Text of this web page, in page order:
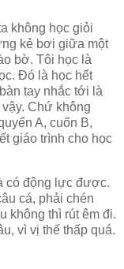
không học giỏi
kẻ bơi giữa một
bờ. Tôi học là
Đó là học hết
tay nhắc tới là
Chứ không
A, cuốn B,
giáo trình cho học
có động lực được.
cá, phải chén
không thì rút êm đi.
vì vị thế thấp quá.